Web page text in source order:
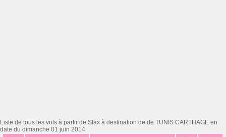
Liste de tous les vols à partir de Sfax à destination de de TUNIS CARTHAGE en
date du dimanche 01 juin 2014